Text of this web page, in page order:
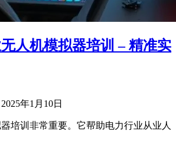
人机模拟器培训 – 精准实
2025年1月10日
培训非常重要。它帮助电力行业从业人